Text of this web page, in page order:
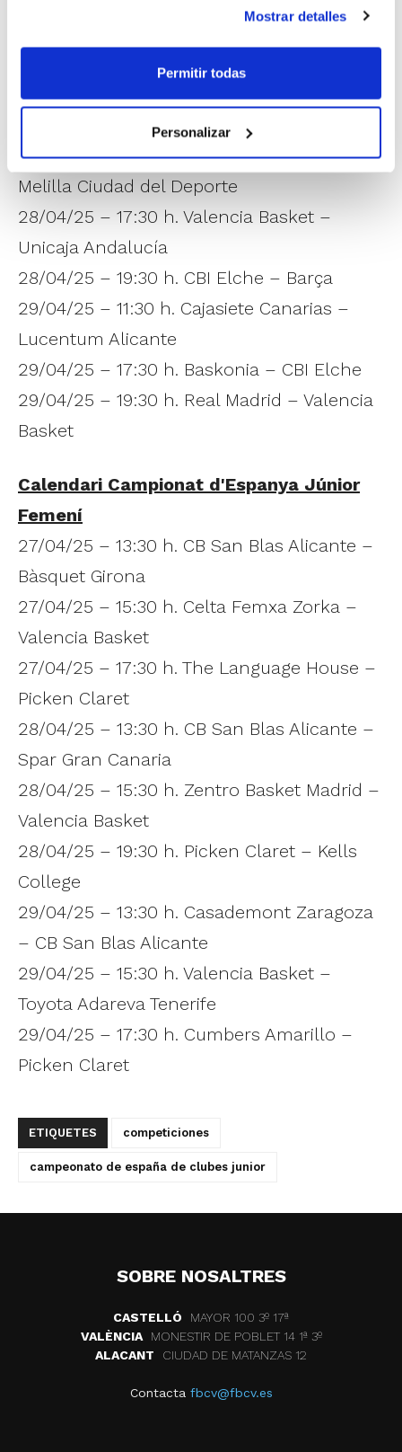
Mostrar detalles
Permitir todas
Personalizar
Beach – Valencia Basket
27/04/25 – 17:30 h. CBI Elche –
Casademont Zaragoza
28/04/25 – 09:30 h. Lucentum Alicante –
Melilla Ciudad del Deporte
28/04/25 – 17:30 h. Valencia Basket –
Unicaja Andalucía
28/04/25 – 19:30 h. CBI Elche – Barça
29/04/25 – 11:30 h. Cajasiete Canarias –
Lucentum Alicante
29/04/25 – 17:30 h. Baskonia – CBI Elche
29/04/25 – 19:30 h. Real Madrid – Valencia
Basket
Calendari Campionat d'Espanya Júnior
Femení
27/04/25 – 13:30 h. CB San Blas Alicante –
Bàsquet Girona
27/04/25 – 15:30 h. Celta Femxa Zorka –
Valencia Basket
27/04/25 – 17:30 h. The Language House –
Picken Claret
28/04/25 – 13:30 h. CB San Blas Alicante –
Spar Gran Canaria
28/04/25 – 15:30 h. Zentro Basket Madrid –
Valencia Basket
28/04/25 – 19:30 h. Picken Claret – Kells
College
29/04/25 – 13:30 h. Casademont Zaragoza
– CB San Blas Alicante
29/04/25 – 15:30 h. Valencia Basket –
Toyota Adareva Tenerife
29/04/25 – 17:30 h. Cumbers Amarillo –
Picken Claret
ETIQUETES competiciones
campeonato de españa de clubes junior
SOBRE NOSALTRES
CASTELLÓ
MAYOR 100 3º 17ª
VALÈNCIA
MONESTIR DE POBLET 14 1ª 3º
ALACANT
CIUDAD DE MATANZAS 12
Contacta fbcv@fbcv.es